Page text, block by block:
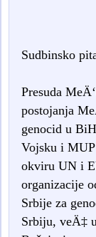
Sudbinsko
Presuda
postojanja
genocid u
Vojsku i
okviru UN i
organizacije
Srbije za
Srbiju, veÄ‡